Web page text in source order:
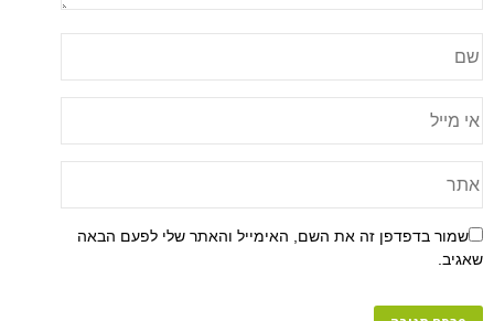
שמור בדפדפן זה את השם, האימייל והאתר שלי לפעם הבאה
שאגיב.